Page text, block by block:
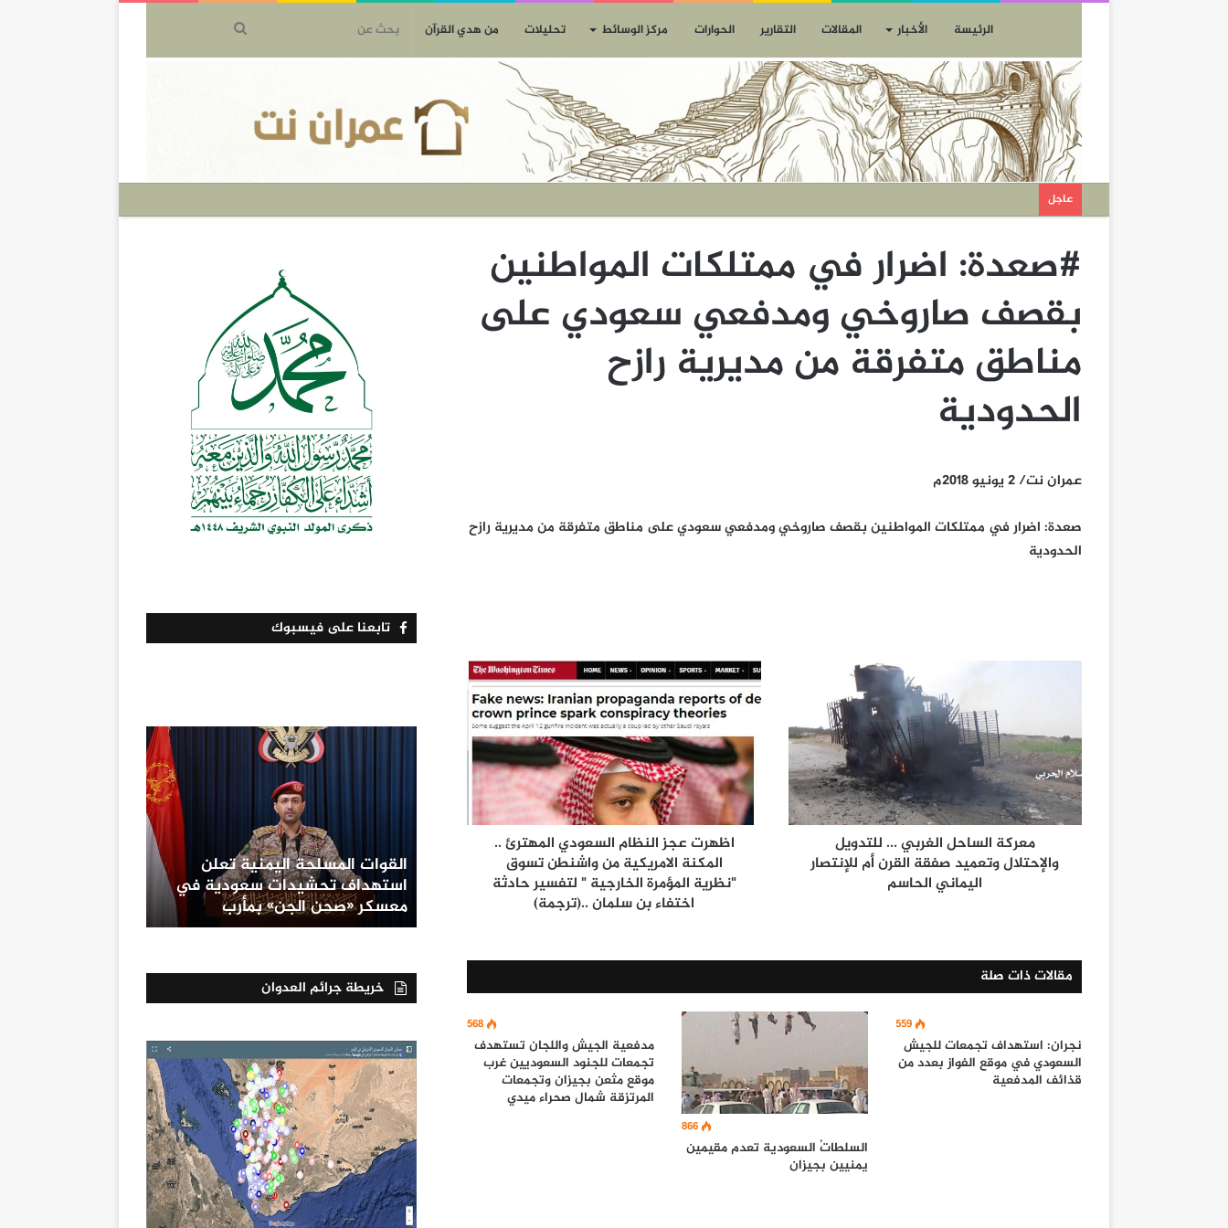
الرئيسة الأخبار المقالات التقارير الحوارات مركز الوسائط تحليلات من هدي القرآن
عاجل
#صعدة: اضرار في ممتلكات المواطنين
بقصف صاروخي ومدفعي سعودي على
مناطق متفرقة من مديرية رازح
الحدودية
عمران نت/ 2 يونيو 2018م
صعدة: اضرار في ممتلكات المواطنين بقصف صاروخي ومدفعي سعودي على مناطق متفرقة من مديرية رازح
الحدودية
معركة الساحل الغربي ... للتدويل
والإحتلال وتعميد صفقة القرن أم للإنتصار
اليماني الحاسم
اظهرت عجز النظام السعودي المهترئ ..
المكنة الامريكية من واشنطن تسوق
"نظرية المؤمرة الخارجية " لتفسير حادثة
اختفاء بن سلمان ..(ترجمة)
مقالات ذات صلة
559
نجران: استهداف تجمعات للجيش
السعودي في موقع الفواز بعدد من
قذائف المدفعية
866
السلطاتُ السعودية تعدم مقيمين
يمنيين بجيزان
568
مدفعية الجيش واللجان تستهدف
تجمعات للجنود السعوديين غرب
موقع مثعن بجيزان وتجمعات
المرتزقة شمال صحراء ميدي
تابعنا على فيسبوك
القوات المسلحة اليمنية تعلن
استهداف تحشيدات سعودية في
معسكر «صحن الجن» بمأرب
خريطة جرائم العدوان